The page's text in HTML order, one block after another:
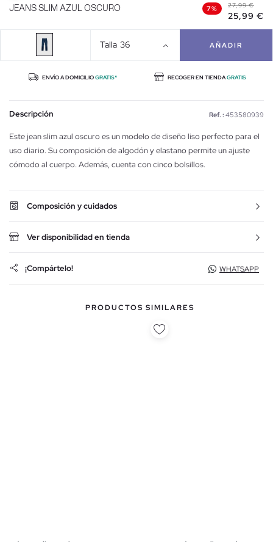
JEANS SLIM AZUL OSCURO 7% 27,99 €
25,99 €
Talla 36 AÑADIR
ENVÍO A DOMICILIOGRATIS* RECOGER EN TIENDAGRATIS
Descripción Ref. : 453580939
Este jean slim azul oscuro es un modelo de diseño liso perfecto para el
uso diario. Su composición de algodón y elastano permite un ajuste
cómodo al cuerpo. Además, cuenta con cinco bolsillos.
Composición y cuidados
Ver disponibilidad en tienda
¡Compártelo! WHATSAPP
PRODUCTOS SIMILARES